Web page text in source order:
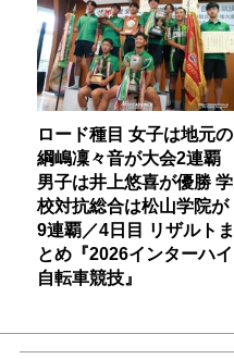
ロード種目 女子は地元の
綱嶋凜々音が大会2連覇
男子は井上悠喜が優勝 学
校対抗総合は松山学院が
9連覇／4日目 リザルトま
とめ『2026インターハイ
自転車競技』